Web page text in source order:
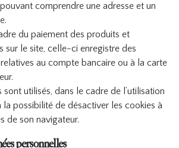
comprendre une adresse et un
du paiement des produits et
sur le site, celle-ci enregistre des
au compte bancaire ou à la carte
sont utilisés, dans le cadre de l’utilisation
la possibilité de désactiver les cookies à
de son navigateur.
personnelles